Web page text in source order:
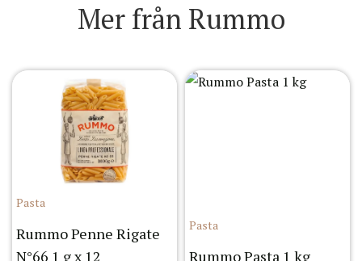
Mer från Rummo
Pasta
Rummo Penne Rigate
N°66 1 g x 12
Pasta
Rummo Pasta 1 kg